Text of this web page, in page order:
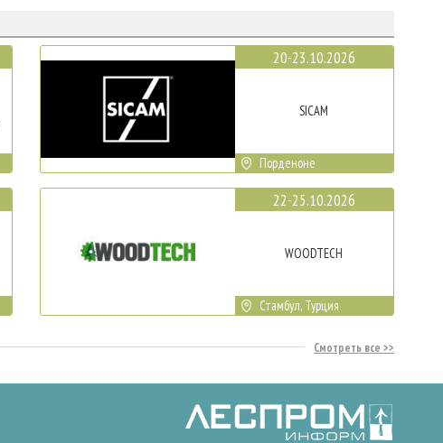
20-23.10.2026
SICAM
Порденоне
22-25.10.2026
WOODTECH
Стамбул, Турция
Смотреть все